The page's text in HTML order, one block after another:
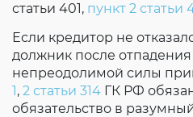
статьи 401, пункт 2 статьи
Если кредитор не
должник после отпадения
непреодолимой силы
1, 2 статьи 314 ГК РФ
обязательство в